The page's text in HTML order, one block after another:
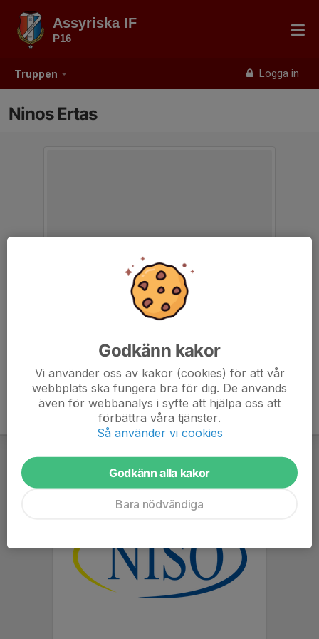
Truppen Logga in
Assyriska IF
P16
Ninos Ertas
Tränare
Godkänn kakor
Vi använder oss av kakor (cookies) för att vår
webbplats ska fungera bra för dig. De används
även för webbanalys i syfte att hjälpa oss att
förbättra våra tjänster.
Så använder vi cookies
Godkänn alla kakor
Bara nödvändiga